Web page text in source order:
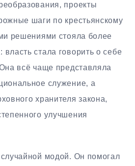
проекты
шаги по крестьянскому
решениями стояла более
стала говорить о себе
всё чаще представляла
служение, а
хранителя закона,
улучшения
модой. Он помогал